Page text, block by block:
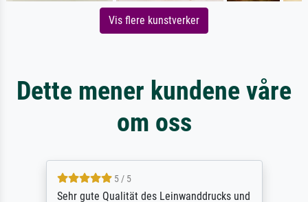
Vis flere kunstverker
Dette mener kundene våre
om oss
5 / 5
Sehr gute Qualität des Leinwanddrucks und